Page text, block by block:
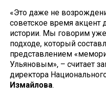
«Это даже не
советское время акцент
истории. Мы говорим
подходе, который
представлением
Ульяновым», – считает
директора
Измайлова.